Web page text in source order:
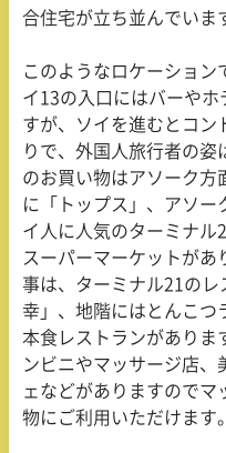
合住宅が立ち並んでいま
このようなロケーション
イ 13の入口にはバーやホ
すが、ソイを進むとコン
りで、外国人旅行者の
のお買い物はアソーク方
に「トップス」、アソー
イ人に人気のターミナル
スーパーマーケットが
事は、ターミナル21 のレ
幸」、地階にはとんこつ
本食レストランがありま
ンビニやマッサージ店、
ェなどがありますのでマ
物にご利用いただけます。